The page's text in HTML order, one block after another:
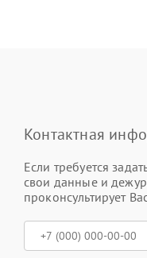
Контактная
Если требуется
свои данные и
проконсультирует